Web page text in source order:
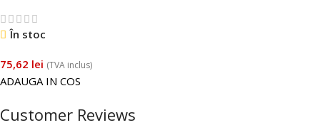
În stoc
75,62 lei (TVA inclus)
ADAUGA IN COS
Customer Reviews